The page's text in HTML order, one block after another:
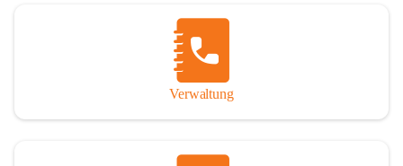
Verwaltung